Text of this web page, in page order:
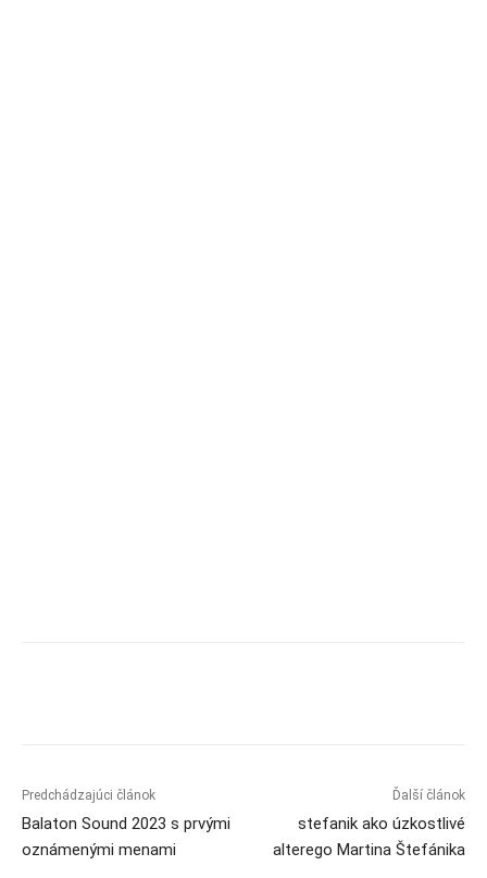
Predchádzajúci článok
Balaton Sound 2023 s prvými
oznámenými menami
Ďalší článok
stefanik ako úzkostlivé
alterego Martina Štefánika